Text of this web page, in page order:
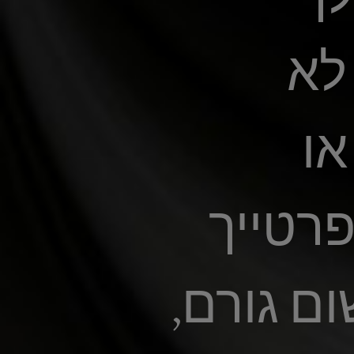
גורם,